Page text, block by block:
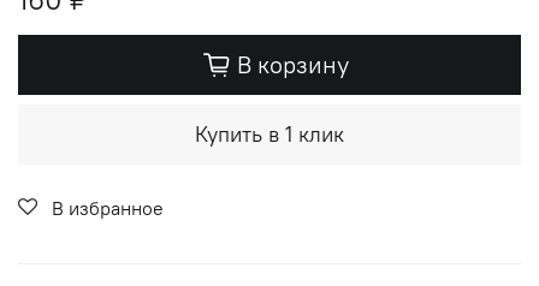
В корзину
Купить в 1 клик
В избранное